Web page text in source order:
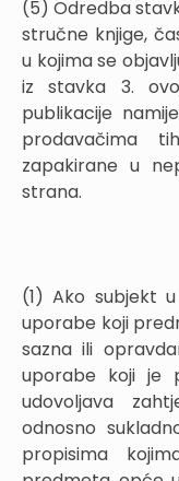
(5) Odredba
stručne knjige,
u kojima se
iz stavka 3.
publikacije
prodavačima
zapakirane u
strana.
(1) Ako subjekt
uporabe koji
sazna ili
uporabe koji je
udovoljava
odnosno
propisima